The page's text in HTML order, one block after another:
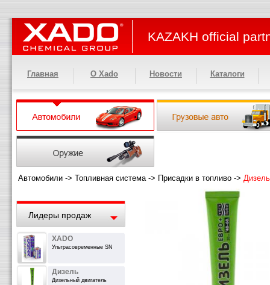
KAZAKH official
Главная О Xado Новости Каталоги
Автомобили -> Топливная система-> Присадки в топливо ->
Лидеры продаж
XADO
Ультрасовременные SN
Дизель
Дизельный двигатель